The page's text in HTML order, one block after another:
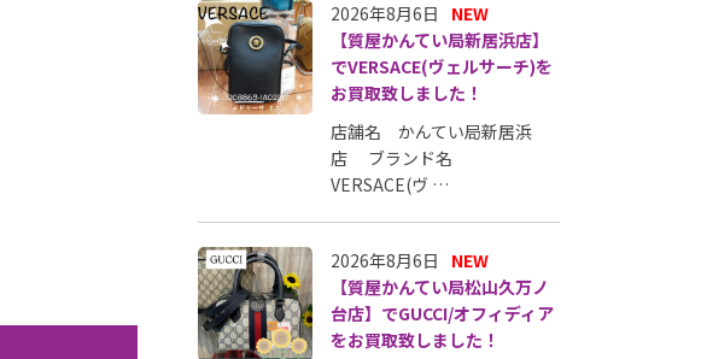
2026年8月6日
NEW
【質屋かんてい局新居浜店】
でVERSACE(ヴェルサーチ)を
お買取致しました！
店舗名 かんてい局新居浜
店 ブランド名
VERSACE(ヴ …
2026年8月6日
NEW
【質屋かんてい局松山久万ノ
台店】でGUCCI/オフィディア
をお買取致しました！